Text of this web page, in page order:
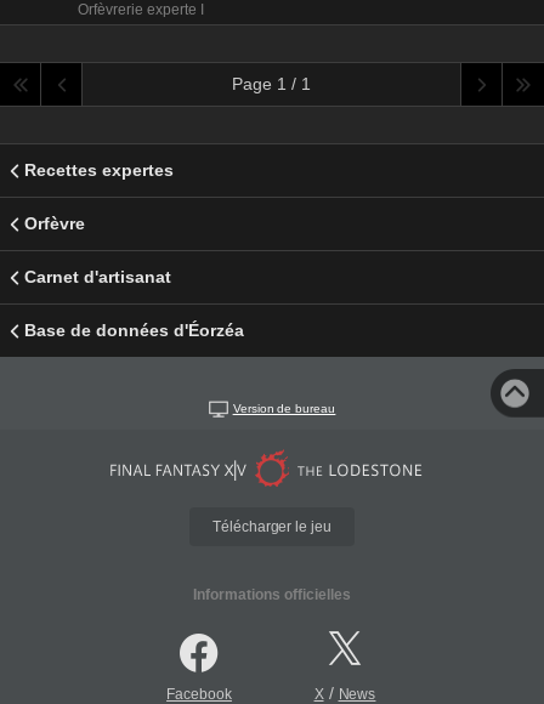
Orfèvrerie experte I
Page 1 / 1
Recettes expertes
Orfèvre
Carnet d'artisanat
Base de données d'Éorzéa
Version de bureau
Télécharger le jeu
Informations officielles
Facebook X/ News